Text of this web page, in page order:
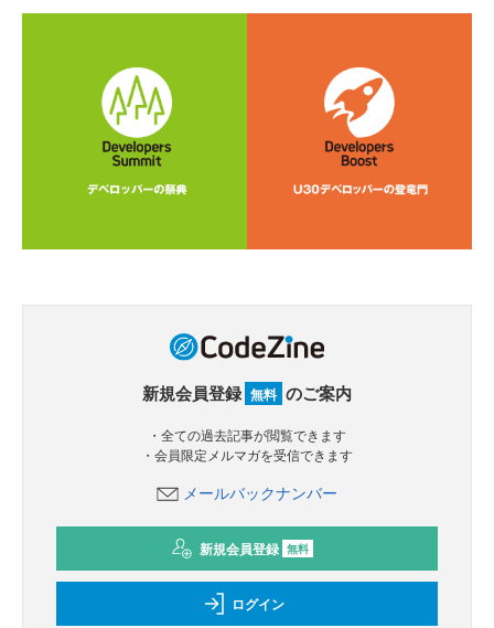
新規会員登録 無料 のご案内
・全ての過去記事が閲覧できます
・会員限定メルマガを受信できます
メールバックナンバー
新規会員登録 無料
ログイン